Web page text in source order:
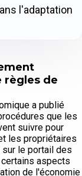
règles de
a publié
que les
suivre pour
les propriétaires
le portail des
aspects
de l'économie
l'adaptation